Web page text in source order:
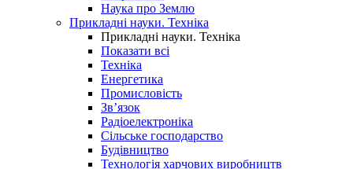
Наука про Землю
Прикладні науки. Техніка
Прикладні науки. Техніка
Показати всі
Техніка
Енергетика
Промисловість
Зв’язок
Радіоелектроніка
Сільське господарство
Будівництво
Технологія харчових виробництв